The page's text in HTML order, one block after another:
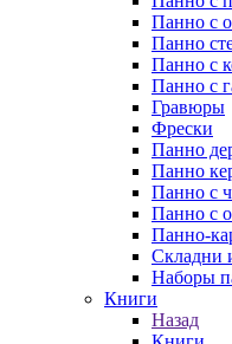
Панно с
Панно
Панно с
Панно с
Гравюры
Фрески
Панно
Панно
Панно с
Панно с
Панно-
Складни
Наборы
Книги
Назад